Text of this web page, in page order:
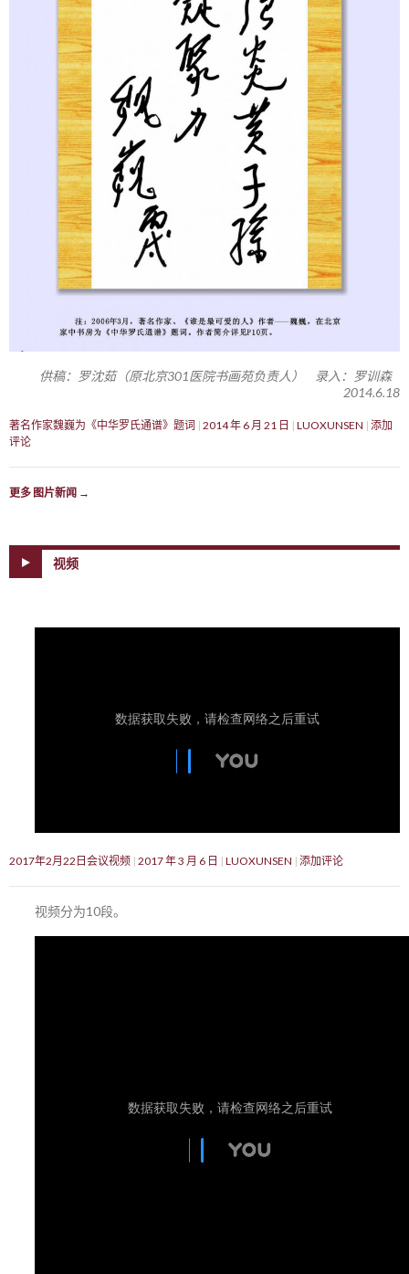
供稿：罗沈茹（原北京301医院书画苑负责人） 录入：罗训森
2014.6.18
著名作家魏巍为《中华罗氏通谱》题词 2014 年 6 月 21 日 LUOXUNSEN 添加
评论
更多 图片新闻 →
视频
2017年2月22日会议视频 2017 年 3 月 6 日 LUOXUNSEN 添加评论
视频分为10段。